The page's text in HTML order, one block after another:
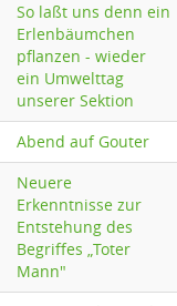
So laßt uns denn ein
Erlenbäumchen
pflanzen - wieder
ein Umwelttag
unserer Sektion
Abend auf Gouter
Neuere
Erkenntnisse zur
Entstehung des
Begriffes „Toter
Mann"